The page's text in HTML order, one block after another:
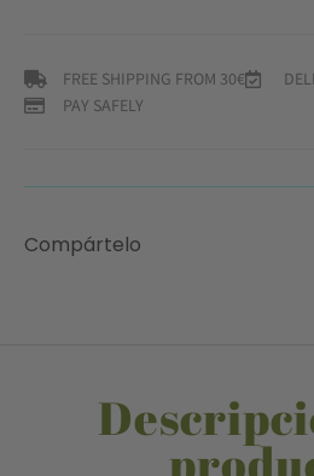
FREE SHIPPING FROM 30€
PAY SAFELY
Compártelo